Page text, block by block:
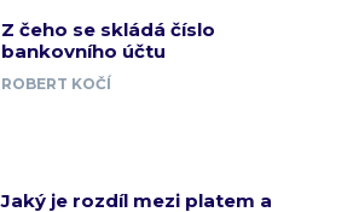
Z čeho se skládá číslo
bankovního účtu
ROBERT KOČÍ
Jaký je rozdíl mezi platem a